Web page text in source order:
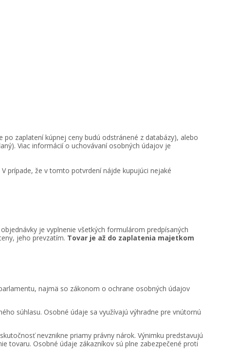
zaplatení kúpnej ceny budú odstránené z databázy), alebo
Viac informácií o uchovávaní osobných údajov je
V prípade, že v tomto potvrdení nájde kupujúci nejaké
je vyplnenie všetkých formulárom predpísaných
jeho prevzatím. Tovar je až do zaplatenia majetkom
najmä so zákonom o ochrane osobných údajov
súhlasu. Osobné údaje sa využívajú výhradne pre vnútornú
nevznikne priamy právny nárok. Výnimku predstavujú
tovaru. Osobné údaje zákazníkov sú plne zabezpečené proti